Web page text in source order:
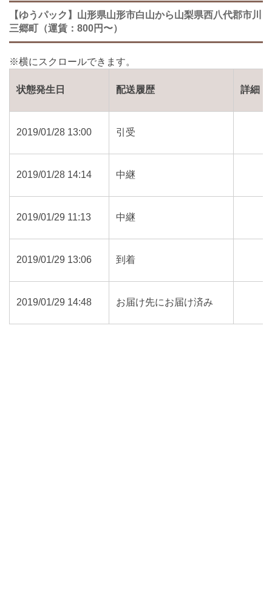
【ゆうパック】山形県山形市白山から山梨県西八代郡市川
三郷町（運賃：800円〜）
状態発生日 配送履歴 詳細
2019/01/28 13:00 引受
2019/01/28 14:14 中継
2019/01/29 11:13 中継
2019/01/29 13:06 到着
2019/01/29 14:48 お届け先にお届け済み